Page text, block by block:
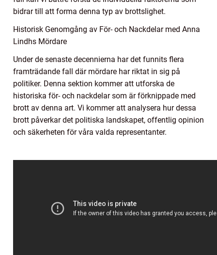
bidrar till att forma denna typ av brottslighet.
Historisk Genomgång av För- och Nackdelar med Anna
Lindhs Mördare
Under de senaste decennierna har det funnits flera
framträdande fall där mördare har riktat in sig på
politiker. Denna sektion kommer att utforska de
historiska för- och nackdelar som är förknippade med
brott av denna art. Vi kommer att analysera hur dessa
brott påverkar det politiska landskapet, offentlig opinion
och säkerheten för våra valda representanter.